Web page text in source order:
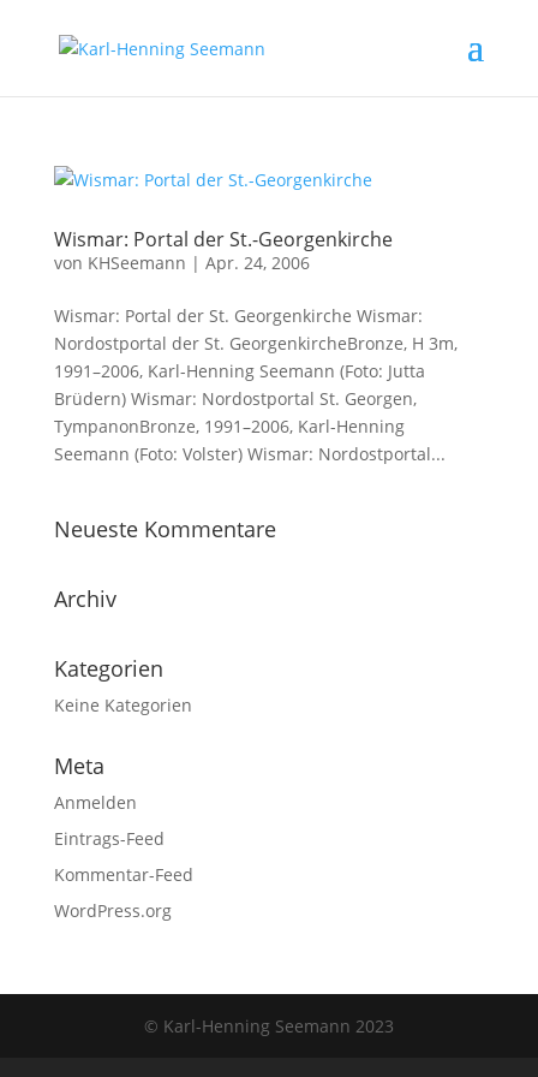
Wismar: Portal der St.-Georgenkirche
von KHSeemann | Apr. 24, 2006
Wismar: Portal der St. Georgenkirche Wismar:
Nordostportal der St. GeorgenkircheBronze, H 3m,
1991–2006, Karl-Henning Seemann (Foto: Jutta
Brüdern) Wismar: Nordostportal St. Georgen,
TympanonBronze, 1991–2006, Karl-Henning
Seemann (Foto: Volster) Wismar: Nordostportal...
Neueste Kommentare
Archiv
Kategorien
Keine Kategorien
Meta
Anmelden
Eintrags-Feed
Kommentar-Feed
WordPress.org
© Karl-Henning Seemann 2023